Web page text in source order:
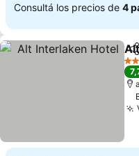
Consultá los precios de 4
3